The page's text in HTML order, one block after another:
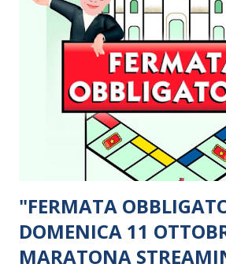
"FERMATA
DOMENICA 11
MARATONA